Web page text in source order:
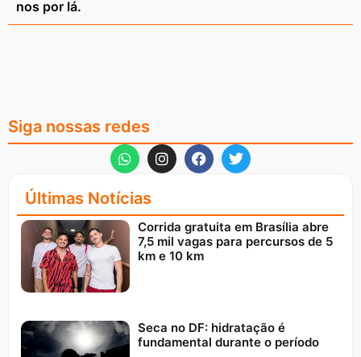
nos por lá.
Siga nossas redes
Últimas Notícias
Corrida gratuita em Brasília abre
7,5 mil vagas para percursos de 5
km e 10 km
Seca no DF: hidratação é
fundamental durante o período